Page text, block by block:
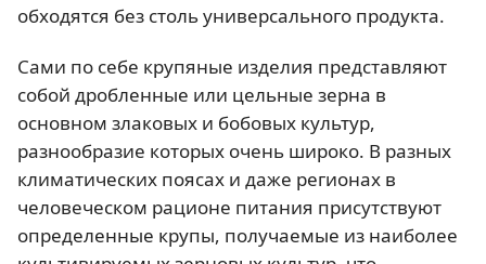
обходятся без столь универсального продукта.
Сами по себе крупяные изделия представляют
собой дробленные или цельные зерна в
основном злаковых и бобовых культур,
разнообразие которых очень широко. В разных
климатических поясах и даже регионах в
человеческом рационе питания присутствуют
определенные крупы, получаемые из наиболее